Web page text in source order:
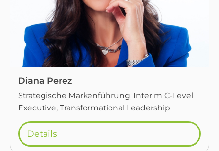
Diana Perez
Strategische Markenführung, Interim C-Level
Executive, Transformational Leadership
Details